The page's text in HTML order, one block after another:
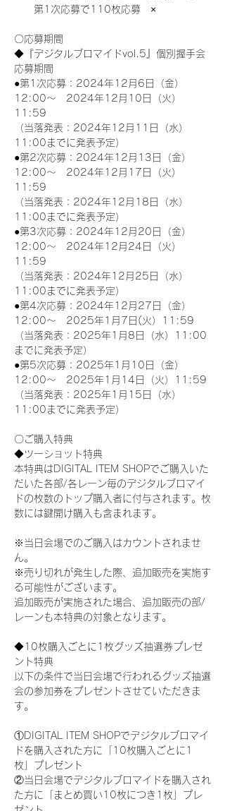
第1次応募で110枚応募　×
〇応募期間
◆『デジタルブロマイドvol.5』個別握手会
応募期間
●第1次応募：2024年12月6日（金）
12:00～　2024年12月10日（火）
11:59
（当落発表：2024年12月11日（水）
11:00までに発表予定）
●第2次応募：2024年12月13日（金）
12:00～　2024年12月17日（火）
11:59
（当落発表：2024年12月18日（水）
11:00までに発表予定）
●第3次応募：2024年12月20日（金）
12:00～　2024年12月24日（火）
11:59
（当落発表：2024年12月25日（水）
11:00までに発表予定）
●第4次応募：2024年12月27日（金）
12:00～　2025年1月7日(火）11:59
（当落発表：2025年1月8日（水）11:00
までに発表予定）
●第5次応募：2025年1月10日（金）
12:00～　2025年1月14日（火）11:59
（当落発表：2025年1月15日（水）
11:00までに発表予定）
〇ご購入特典
◆ツーショット特典
本特典はDIGITAL ITEM SHOPでご購入いた
だいた各部/各レーン毎のデジタルブロマイ
ドの枚数のトップ購入者に付与されます。枚
数には鍵開け購入も含まれます。
※当日会場でのご購入はカウントされませ
ん。
※売り切れが発生した際、追加販売を実施す
る可能性がございます。
追加販売が実施された場合、追加販売の部/
レーンも本特典の対象となります。
◆10枚購入ごとに1枚グッズ抽選券プレゼ
ント特典
以下の条件で当日会場で行われるグッズ抽選
会の参加券をプレゼントさせていただきま
す。
①DIGITAL ITEM SHOPでデジタルブロマイ
ドを購入された方に「10枚購入ごとに1
枚」プレゼント
②当日会場でデジタルブロマイドを購入され
た方に「まとめ買い10枚につき1枚」プレ